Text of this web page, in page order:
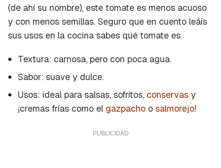
(de ahí su nombre), este tomate es menos acuoso
y con menos semillas. Seguro que en cuento leáis
sus usos en la cocina sabes qué tomate es.
Textura: carnosa, pero con poca agua.
Sabor: suave y dulce.
Usos: ideal para salsas, sofritos, conservas y
¡cremas frías como el gazpacho o salmorejo!